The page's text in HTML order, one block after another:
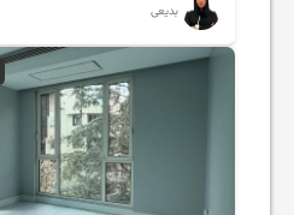
بدیعی